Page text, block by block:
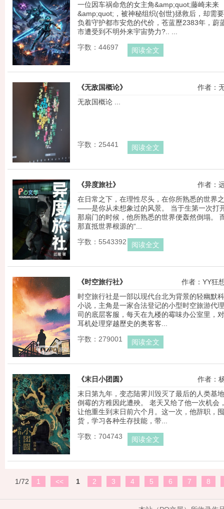
一位因车祸命危的女主角&amp;quot;藤崎未来
&amp;quot;，被神秘组织(创世)拯救后，却需
负着守护都市安危的代价，苍蓝歷2383年，蔚
市遭受到不明外来宇宙势力?.. ...
字数：44697
阅读全文
《无敌国概论》
作者：
无敌国概论 ...
字数：25441 阅读全文
《异度旅社》
作者：
在日常之下，在理性尽头，在你所熟悉的世界
——是你从未想象过的风景。 当于生第一次打
那扇门的时候，他所熟悉的世界便轰然倒塌。
那直抵世界根源的“...
字数：5543392
阅读全文
《时空旅行社》
作者：YY狂
时空旅行社是一部以现代台北为背景的轻幽默
小说，主角是一家合法登记的小型时空旅游代
司的底层客服，每天在九楼的霉味办公室里，
耳机处理穿越歷史的奥客客...
字数：279001
阅读全文
《末日小团圆》
作者：
末日第九年，变态陆霁川毁灭了最后的人类基
倒霉的方稚因此遭殃。 老天又给了他一次机会
让他重生到末日前六个月。这一次，他辞职，囤
货，学习各种生存技能，带...
字数：704743
阅读全文
1/72 1 << 1 2 3 4 5 6 7 8